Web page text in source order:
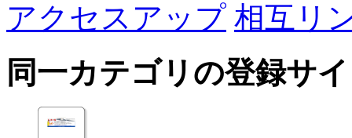
アクセスアップ 相互リ
同一カテゴリの登録サ